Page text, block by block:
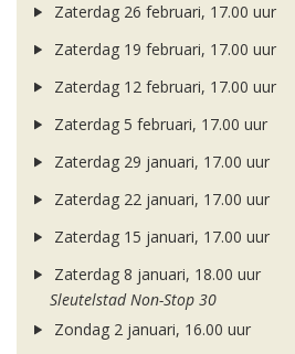
Zaterdag 26 februari, 17.00 uur
Zaterdag 19 februari, 17.00 uur
Zaterdag 12 februari, 17.00 uur
Zaterdag 5 februari, 17.00 uur
Zaterdag 29 januari, 17.00 uur
Zaterdag 22 januari, 17.00 uur
Zaterdag 15 januari, 17.00 uur
Zaterdag 8 januari, 18.00 uur
Sleutelstad Non-Stop 30
Zondag 2 januari, 16.00 uur